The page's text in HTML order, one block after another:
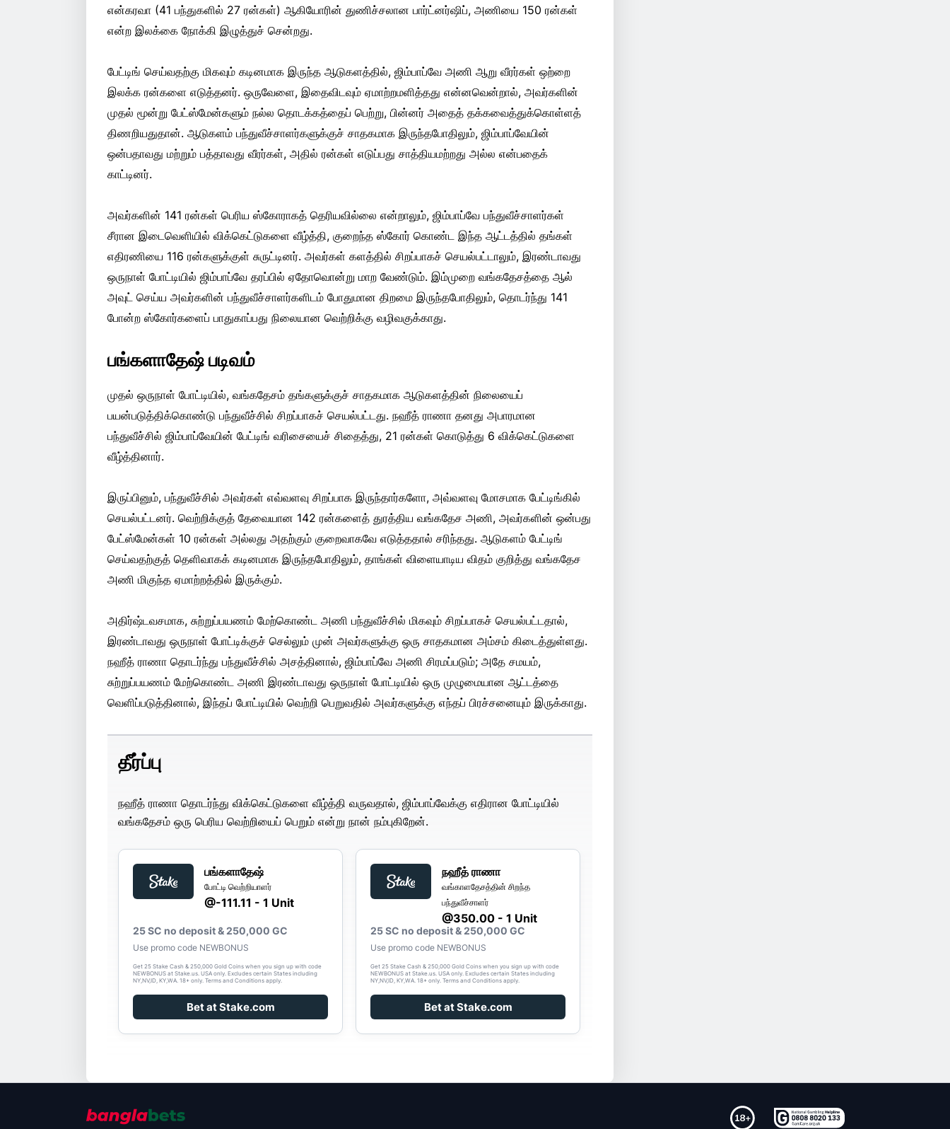
என்கரவா (41 பந்துகளில் 27 ரன்கள்) ஆகியோரின் துணிச்சலான பார்ட்னர்ஷிப், அணியை 150 ரன்கள்
என்ற இலக்கை நோக்கி இழுத்துச் சென்றது.
பேட்டிங் செய்வதற்கு மிகவும் கடினமாக இருந்த ஆடுகளத்தில், ஜிம்பாப்வே அணி ஆறு வீரர்கள் ஒற்றை
இலக்க ரன்களை எடுத்தனர். ஒருவேளை, இதைவிடவும் ஏமாற்றமளித்தது என்னவென்றால், அவர்களின்
முதல் மூன்று பேட்ஸ்மேன்களும் நல்ல தொடக்கத்தைப் பெற்று, பின்னர் அதைத் தக்கவைத்துக்கொள்ளத்
திணறியதுதான். ஆடுகளம் பந்துவீச்சாளர்களுக்குச் சாதகமாக இருந்தபோதிலும், ஜிம்பாப்வேயின்
ஒன்பதாவது மற்றும் பத்தாவது வீரர்கள், அதில் ரன்கள் எடுப்பது சாத்தியமற்றது அல்ல என்பதைக்
காட்டினர்.
அவர்களின் 141 ரன்கள் பெரிய ஸ்கோராகத் தெரியவில்லை என்றாலும், ஜிம்பாப்வே பந்துவீச்சாளர்கள்
சீரான இடைவெளியில் விக்கெட்டுகளை வீழ்த்தி, குறைந்த ஸ்கோர் கொண்ட இந்த ஆட்டத்தில் தங்கள்
எதிரணியை 116 ரன்களுக்குள் சுருட்டினர். அவர்கள் களத்தில் சிறப்பாகச் செயல்பட்டாலும், இரண்டாவது
ஒருநாள் போட்டியில் ஜிம்பாப்வே தரப்பில் ஏதோவொன்று மாற வேண்டும். இம்முறை வங்கதேசத்தை ஆல்
அவுட் செய்ய அவர்களின் பந்துவீச்சாளர்களிடம் போதுமான திறமை இருந்தபோதிலும், தொடர்ந்து 141
போன்ற ஸ்கோர்களைப் பாதுகாப்பது நிலையான வெற்றிக்கு வழிவகுக்காது.
பங்களாதேஷ் படிவம்
முதல் ஒருநாள் போட்டியில், வங்கதேசம் தங்களுக்குச் சாதகமாக ஆடுகளத்தின் நிலையைப்
பயன்படுத்திக்கொண்டு பந்துவீச்சில் சிறப்பாகச் செயல்பட்டது. நஹீத் ராணா தனது அபாரமான
பந்துவீச்சில் ஜிம்பாப்வேயின் பேட்டிங் வரிசையைச் சிதைத்து, 21 ரன்கள் கொடுத்து 6 விக்கெட்டுகளை
வீழ்த்தினார்.
இருப்பினும், பந்துவீச்சில் அவர்கள் எவ்வளவு சிறப்பாக இருந்தார்களோ, அவ்வளவு மோசமாக பேட்டிங்கில்
செயல்பட்டனர். வெற்றிக்குத் தேவையான 142 ரன்களைத் துரத்திய வங்கதேச அணி, அவர்களின் ஒன்பது
பேட்ஸ்மேன்கள் 10 ரன்கள் அல்லது அதற்கும் குறைவாகவே எடுத்ததால் சரிந்தது. ஆடுகளம் பேட்டிங்
செய்வதற்குத் தெளிவாகக் கடினமாக இருந்தபோதிலும், தாங்கள் விளையாடிய விதம் குறித்து வங்கதேச
அணி மிகுந்த ஏமாற்றத்தில் இருக்கும்.
அதிர்ஷ்டவசமாக, சுற்றுப்பயணம் மேற்கொண்ட அணி பந்துவீச்சில் மிகவும் சிறப்பாகச் செயல்பட்டதால்,
இரண்டாவது ஒருநாள் போட்டிக்குச் செல்லும் முன் அவர்களுக்கு ஒரு சாதகமான அம்சம் கிடைத்துள்ளது.
நஹீத் ராணா தொடர்ந்து பந்துவீச்சில் அசத்தினால், ஜிம்பாப்வே அணி சிரமப்படும்; அதே சமயம்,
சுற்றுப்பயணம் மேற்கொண்ட அணி இரண்டாவது ஒருநாள் போட்டியில் ஒரு முழுமையான ஆட்டத்தை
வெளிப்படுத்தினால், இந்தப் போட்டியில் வெற்றி பெறுவதில் அவர்களுக்கு எந்தப் பிரச்சனையும் இருக்காது.
தீர்ப்பு
நஹீத் ராணா தொடர்ந்து விக்கெட்டுகளை வீழ்த்தி வருவதால், ஜிம்பாப்வேக்கு எதிரான போட்டியில்
வங்கதேசம் ஒரு பெரிய வெற்றியைப் பெறும் என்று நான் நம்புகிறேன்.
பங்களாதேஷ்
போட்டி வெற்றியாளர்
@-111.11 - 1 Unit
25 SC no deposit & 250,000 GC
Use promo code NEWBONUS
Get 25 Stake Cash & 250,000 Gold Coins when you sign up with code
NEWBONUS at Stake.us. USA only. Excludes certain States including
NY,NV,ID, KY,WA. 18+ only. Terms and Conditions apply.
Bet at Stake.com
நஹீத் ராணா
வங்காளதேசத்தின் சிறந்த
பந்துவீச்சாளர்
@350.00 - 1 Unit
25 SC no deposit & 250,000 GC
Use promo code NEWBONUS
Get 25 Stake Cash & 250,000 Gold Coins when you sign up with code
NEWBONUS at Stake.us. USA only. Excludes certain States including
NY,NV,ID, KY,WA. 18+ only. Terms and Conditions apply.
Bet at Stake.com